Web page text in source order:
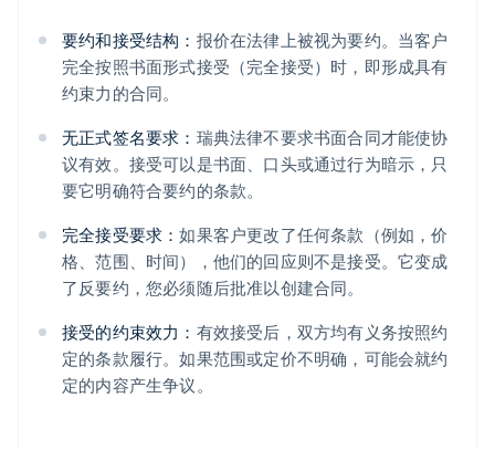
要约和接受结构： 报价在法律上被视为要约。当客户
完全按照书面形式接受（完全接受）时，即形成具有
约束力的合同。
无正式签名要求： 瑞典法律不要求书面合同才能使协
议有效。接受可以是书面、口头或通过行为暗示，只
要它明确符合要约的条款。
完全接受要求：如果客户更改了任何条款（例如，价
格、范围、时间），他们的回应则不是接受。它变成
了反要约，您必须随后批准以创建合同。
接受的约束效力： 有效接受后，双方均有义务按照约
定的条款履行。如果范围或定价不明确，可能会就约
定的内容产生争议。